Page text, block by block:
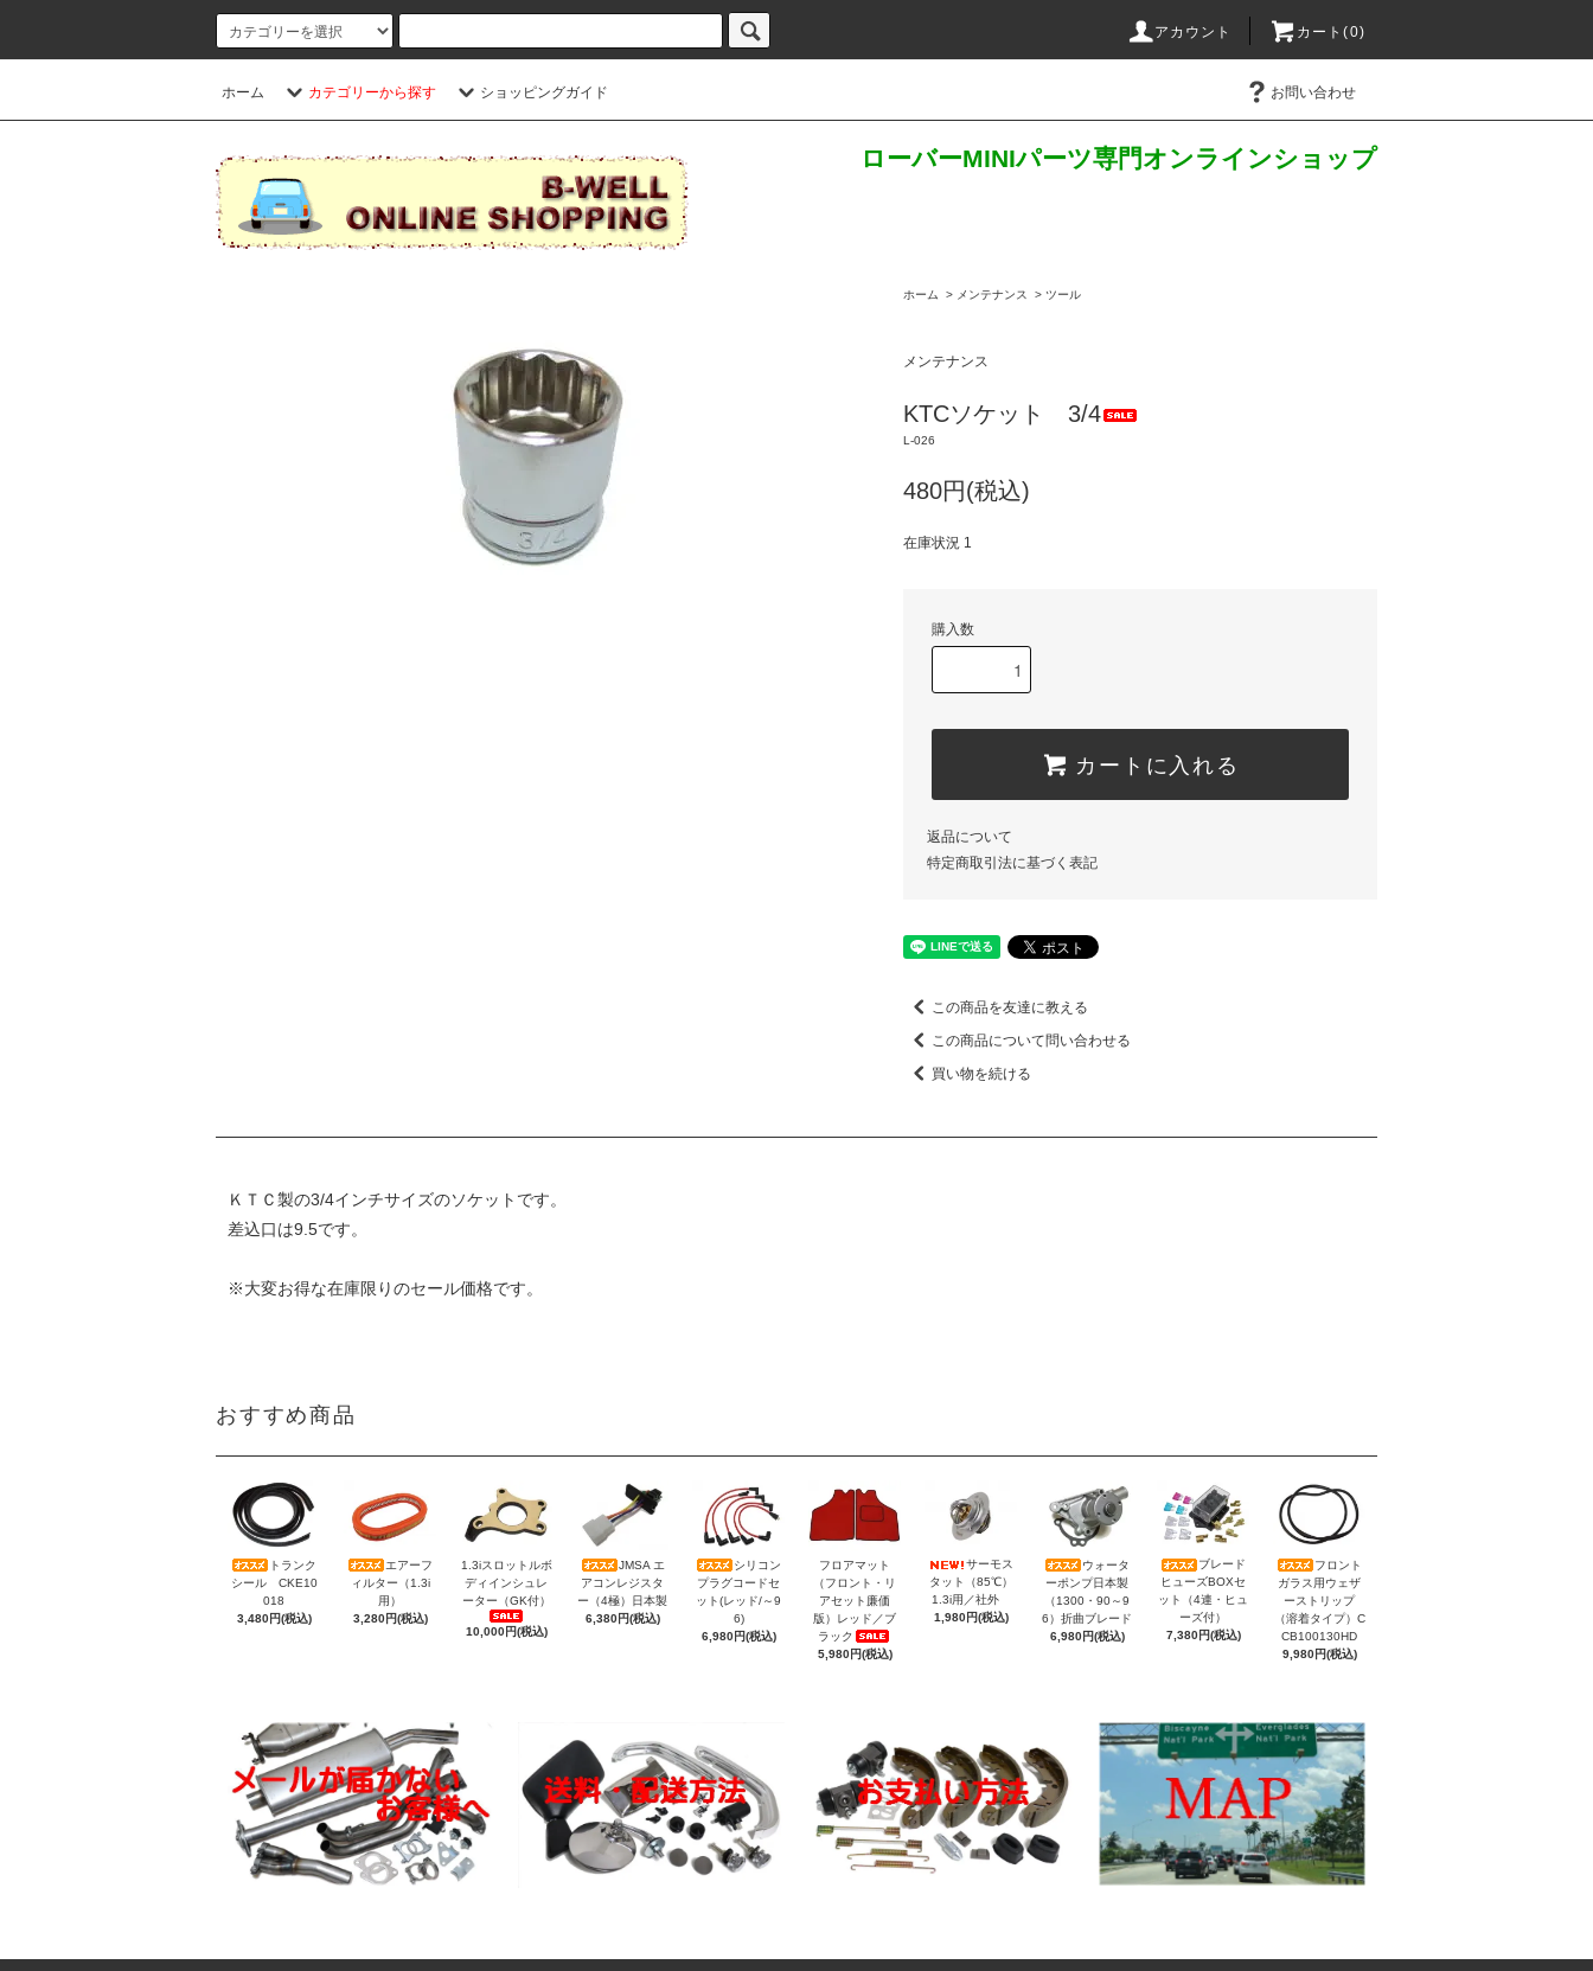
アカウント カート(0)
ホーム カテゴリーから探す ショッピングガイド お問い合わせ
ローバーMINIパーツ専門オンラインショップ
ホーム > メンテナンス > ツール
メンテナンス
KTCソケット 3/4
L-026
480円(税込)
在庫状況 1
購入数
カートに入れる
返品について
特定商取引法に基づく表記
この商品を友達に教える
この商品について問い合わせる
買い物を続ける
ＫＴＣ製の3/4インチサイズのソケットです。
差込口は9.5です。
※大変お得な在庫限りのセール価格です。
おすすめ商品
トランク
シール CKE10
018
3,480円(税込)
エアーフ
ィルター（1.3i
用）
3,280円(税込)
1.3iスロットルボ
ディインシュレ
ーター（GK付）
10,000円(税込)
JMSA エ
アコンレジスタ
ー（4極）日本製
6,380円(税込)
シリコン
プラグコードセ
ット(レッド/～9
6)
6,980円(税込)
フロアマット
（フロント・リ
アセット廉価
版）レッド／ブ
ラック
5,980円(税込)
サーモス
タット（85℃）
1.3i用／社外
1,980円(税込)
ウォータ
ーポンプ日本製
（1300・90～9
6）折曲ブレード
6,980円(税込)
ブレード
ヒューズBOXセ
ット（4連・ヒュ
ーズ付）
7,380円(税込)
フロント
ガラス用ウェザ
ーストリップ
（溶着タイプ）C
CB100130HD
9,980円(税込)